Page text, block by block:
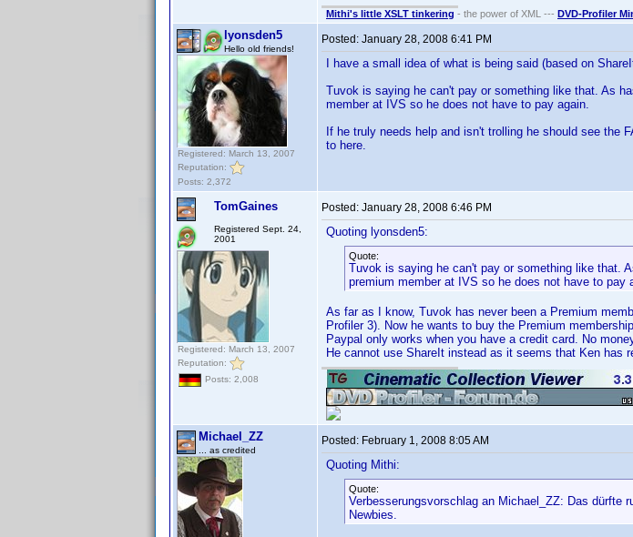
Mithi's little XSLT tinkering - the power of XML --- DVD-Profiler
lyonsden5
Hello old friends!
Registered: March 13, 2007
Reputation:
Posts: 2,372
Posted: January 28, 2008 6:41 PM
I have a small idea of what is being said (based on
Tuvok is saying he can't pay or something like that. As
member at IVS so he does not have to pay again.
If he truly needs help and isn't trolling he should see the
to here.
TomGaines
Registered Sept. 24,
2001
Registered: March 13, 2007
Reputation:
Posts: 2,008
Posted: January 28, 2008 6:46 PM
Quoting lyonsden5:
Quote:
Tuvok is saying he can't pay or something like that.
premium member at IVS so he does not have to pay
As far as I know, Tuvok has never been a Premium
Profiler 3). Now he wants to buy the Premium
Paypal only works when you have a credit card. No
He cannot use ShareIt instead as it seems that Ken has
Michael_ZZ
... as credited
Posted: February 1, 2008 8:05 AM
Quoting Mithi:
Quote:
Verbesserungsvorschlag an Michael_ZZ: Das dürfte
Newbies.